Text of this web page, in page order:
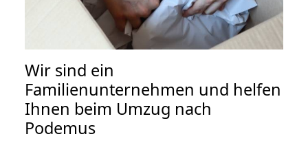
Wir sind ein
Familienunternehmen und helfen
Ihnen beim Umzug nach
Podemus